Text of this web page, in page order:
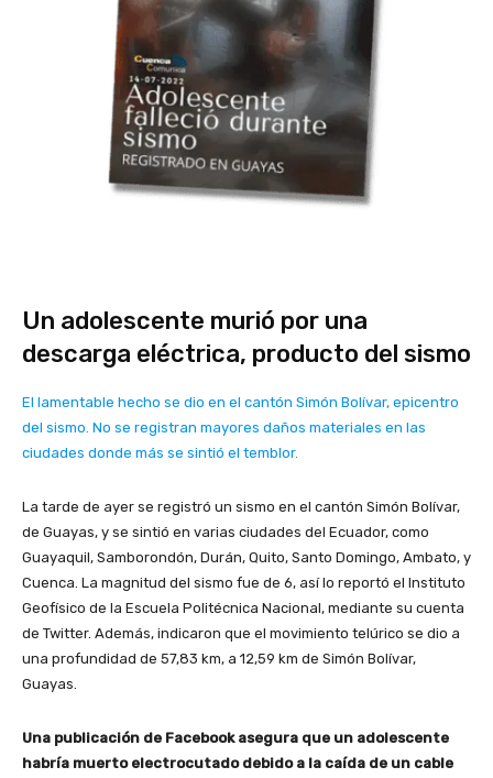
Un adolescente murió por una
descarga eléctrica, producto del sismo
El lamentable hecho se dio en el cantón Simón Bolívar, epicentro
del sismo. No se registran mayores daños materiales en las
ciudades donde más se sintió el temblor.
La tarde de ayer se registró un sismo en el cantón Simón Bolívar,
de Guayas, y se sintió en varias ciudades del Ecuador, como
Guayaquil, Samborondón, Durán, Quito, Santo Domingo, Ambato, y
Cuenca. La magnitud del sismo fue de 6, así lo reportó el Instituto
Geofísico de la Escuela Politécnica Nacional, mediante su cuenta
de Twitter. Además, indicaron que el movimiento telúrico se dio a
una profundidad de 57,83 km, a 12,59 km de Simón Bolívar,
Guayas.
Una publicación de Facebook asegura que un adolescente
habría muerto electrocutado debido a la caída de un cable